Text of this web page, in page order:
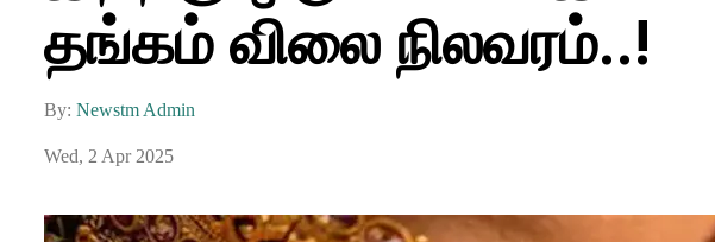
தங்கம் விலை நிலவரம்..!
By: Newstm Admin
Wed, 2 Apr 2025